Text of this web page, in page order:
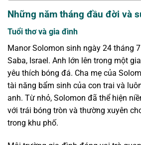
Những năm tháng đầu đời và
Tuổi thơ và gia đình
Manor Solomon sinh ngày 24 tháng
Saba, Israel. Anh lớn lên trong một
yêu thích bóng đá. Cha mẹ của
tài năng bẩm sinh của con trai và
anh. Từ nhỏ, Solomon đã thể hiện
với trái bóng tròn và thường xuyên
trong khu phố.